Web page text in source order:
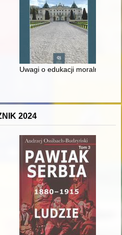
z rodu Ślązaka
Uwagi o edukacji moralnej
2024